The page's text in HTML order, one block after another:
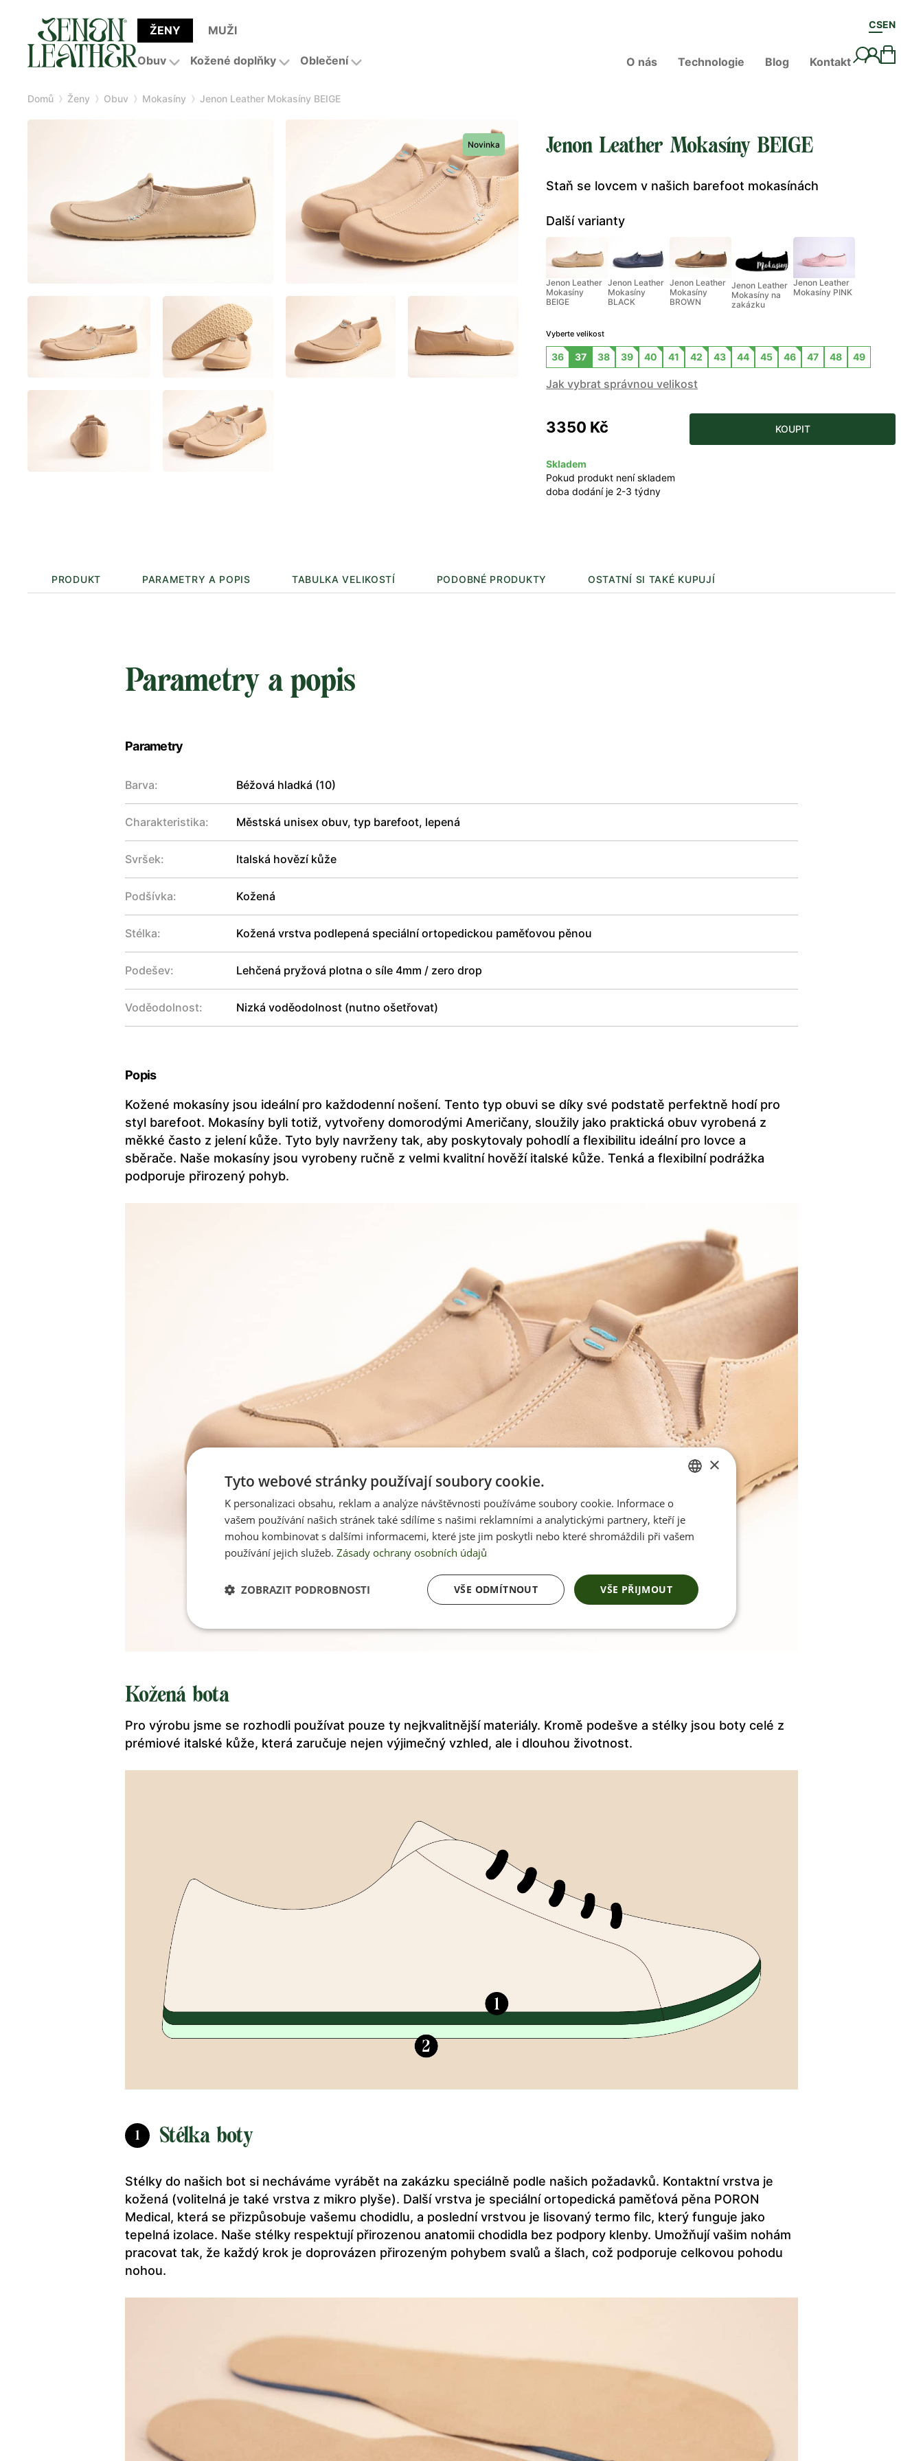
ŽENY
Obuv Kožené doplňky Oblečení
MUŽI
O nás Technologie Blog Kontakt
CSEN
Domů Ženy Obuv Mokasíny Jenon Leather Mokasíny BEIGE
Novinka Jenon Leather Mokasíny BEIGE
Staň se lovcem v našich barefoot mokasínách
Další varianty
Jenon Leather
Mokasíny
BEIGE
Jenon Leather
Mokasíny
BLACK
Jenon Leather
Mokasíny
BROWN
Jenon Leather
Mokasíny na
zakázku
Jenon Leather
Mokasíny PINK
Vyberte velikost
36 37 38 39 40 41 42 43 44 45 46 47 48 49
Jak vybrat správnou velikost
3350 Kč KOUPIT
Skladem
Pokud produkt není skladem
doba dodání je 2-3 týdny
PRODUKT PARAMETRY A POPIS TABULKA VELIKOSTÍ PODOBNÉ PRODUKTY OSTATNÍ SI TAKÉ KUPUJÍ
Parametry a popis
Parametry
Barva: Béžová hladká (10)
Charakteristika: Městská unisex obuv, typ barefoot, lepená
Svršek: Italská hovězí kůže
Podšívka: Kožená
Stélka: Kožená vrstva podlepená speciální ortopedickou paměťovou pěnou
Podešev: Lehčená pryžová plotna o síle 4mm / zero drop
Voděodolnost: Nizká voděodolnost (nutno ošetřovat)
Popis
Kožené mokasíny jsou ideální pro každodenní nošení. Tento typ obuvi se díky své podstatě perfektně hodí pro
styl barefoot. Mokasíny byli totiž, vytvořeny domorodými Američany, sloužily jako praktická obuv vyrobená z
měkké často z jelení kůže. Tyto byly navrženy tak, aby poskytovaly pohodlí a flexibilitu ideální pro lovce a
sběrače. Naše mokasíny jsou vyrobeny ručně z velmi kvalitní hověží italské kůže. Tenká a flexibilní podrážka
podporuje přirozený pohyb.
Kožená bota
Pro výrobu jsme se rozhodli používat pouze ty nejkvalitnější materiály. Kromě podešve a stélky jsou boty celé z
prémiové italské kůže, která zaručuje nejen výjimečný vzhled, ale i dlouhou životnost.
1 Stélka boty
Stélky do našich bot si necháváme vyrábět na zakázku speciálně podle našich požadavků. Kontaktní vrstva je
kožená (volitelná je také vrstva z mikro plyše). Další vrstva je speciální ortopedická paměťová pěna PORON
Medical, která se přizpůsobuje vašemu chodidlu, a poslední vrstvou je lisovaný termo filc, který funguje jako
tepelná izolace. Naše stélky respektují přirozenou anatomii chodidla bez podpory klenby. Umožňují vašim nohám
pracovat tak, že každý krok je doprovázen přirozeným pohybem svalů a šlach, což podporuje celkovou pohodu
nohou.
ENGLISH
×
Tyto webové stránky používají soubory cookie.
K personalizaci obsahu, reklam a analýze návštěvnosti používáme soubory cookie. Informace o
vašem používání našich stránek také sdílíme s našimi reklamními a analytickými partnery, kteří je
mohou kombinovat s dalšími informacemi, které jste jim poskytli nebo které shromáždili při vašem
používání jejich služeb. Zásady ochrany osobních údajů
VŠE PŘIJMOUT
VŠE ODMÍTNOUT
ZOBRAZIT PODROBNOSTI